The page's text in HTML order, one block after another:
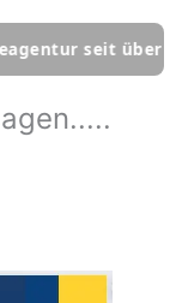
25 Jahren